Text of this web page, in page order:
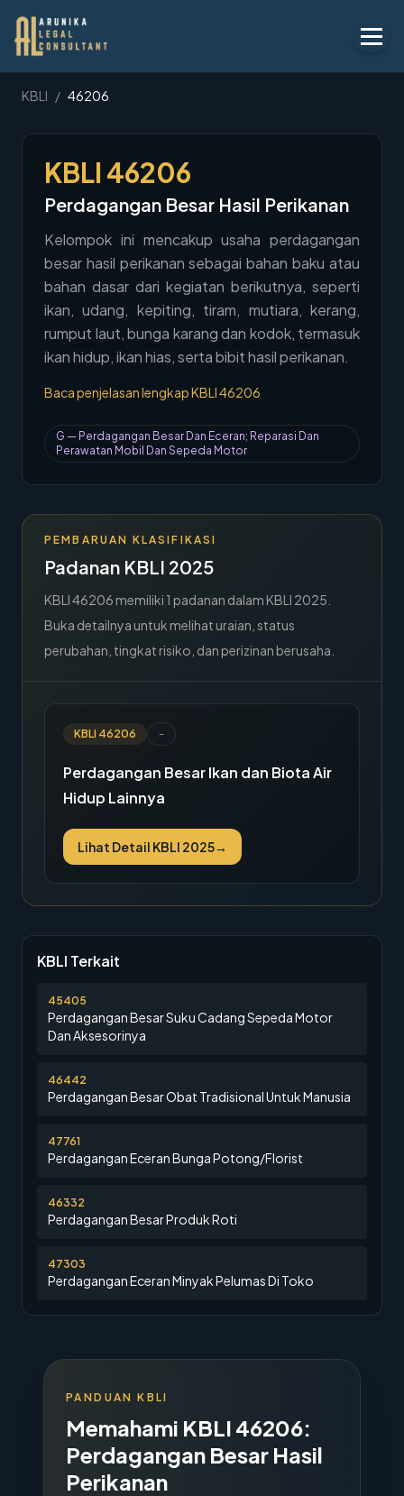
Layanan
Peraturan
KBLI
Tentang
Penawaran
Blog
Hubungi Kami→
Member Area
KBLI / 46206
KBLI 46206
Perdagangan Besar Hasil Perikanan
Kelompok ini mencakup usaha perdagangan
besar hasil perikanan sebagai bahan baku atau
bahan dasar dari kegiatan berikutnya, seperti
ikan, udang, kepiting, tiram, mutiara, kerang,
rumput laut, bunga karang dan kodok, termasuk
ikan hidup, ikan hias, serta bibit hasil perikanan.
Baca penjelasan lengkap KBLI46206
G — Perdagangan Besar Dan Eceran; Reparasi Dan
Perawatan Mobil Dan Sepeda Motor
PEMBARUAN KLASIFIKASI
Padanan KBLI 2025
KBLI46206 memiliki 1 padanan dalam KBLI 2025.
Buka detailnya untuk melihat uraian, status
perubahan, tingkat risiko, dan perizinan berusaha.
KBLI 46206 -
Perdagangan Besar Ikan dan Biota Air
Hidup Lainnya
Lihat Detail KBLI 2025→
KBLI Terkait
45405
Perdagangan Besar Suku Cadang Sepeda Motor
Dan Aksesorinya
46442
Perdagangan Besar Obat Tradisional Untuk Manusia
47761
Perdagangan Eceran Bunga Potong/Florist
46332
Perdagangan Besar Produk Roti
47303
Perdagangan Eceran Minyak Pelumas Di Toko
PANDUAN KBLI
Memahami KBLI 46206:
Perdagangan Besar Hasil
Perikanan